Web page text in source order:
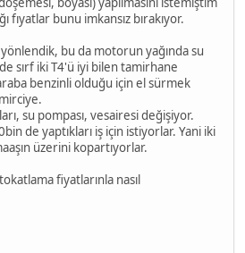
fıyatlar bunu imkansız bırakıyor.
bu da motorun yağında su
sırf iki T4'ü iyi bilen tamirhane
benzinli olduğu için el sürmek
su pompası, vesairesi değişiyor.
de yaptıkları iş için istiyorlar. Yani iki
üzerini kopartıyorlar.
fiyatlarınla nasıl